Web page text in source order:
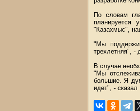
По словам
планируется
"Казахмыс",
"Мы
трехлетняя", -
В случае
"Мы
большие. Я
идет", -